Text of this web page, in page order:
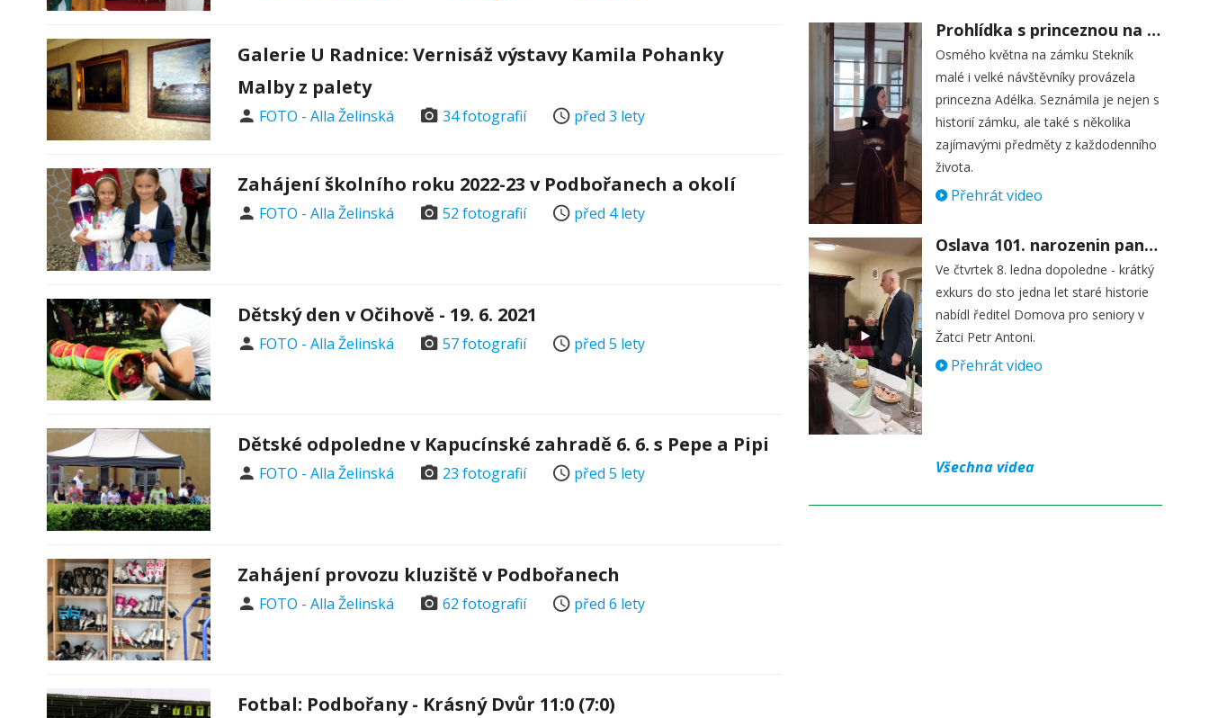
Galerie U Radnice: Vernisáž výstavy Kamila Pohanky
Malby z palety
FOTO - Alla Želinská 34 fotografií před 3 lety
Zahájení školního roku 2022-23 v Podbořanech a okolí
FOTO - Alla Želinská 52 fotografií před 4 lety
Dětský den v Očihově - 19. 6. 2021
FOTO - Alla Želinská 57 fotografií před 5 lety
Dětské odpoledne v Kapucínské zahradě 6. 6. s Pepe a Pipi
FOTO - Alla Želinská 23 fotografií před 5 lety
Zahájení provozu kluziště v Podbořanech
FOTO - Alla Želinská 62 fotografií před 6 lety
Fotbal: Podbořany - Krásný Dvůr 11:0 (7:0)
Prohlídka s princeznou na zámku Stekník
Osmého května na zámku Stekník
malé i velké návštěvníky provázela
princezna Adélka. Seznámila je nejen s
historií zámku, ale také s několika
zajímavými předměty z každodenního
života.
Přehrát video
Oslava 101. narozenin paní Věry Skořepové
Ve čtvrtek 8. ledna dopoledne - krátký
exkurs do sto jedna let staré historie
nabídl ředitel Domova pro seniory v
Žatci Petr Antoni.
Přehrát video
Všechna videa